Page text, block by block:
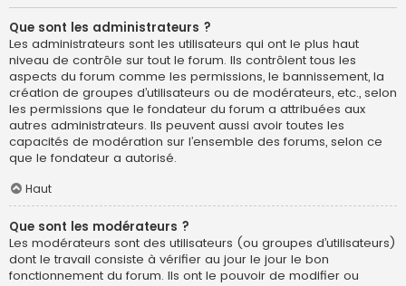
Que sont les administrateurs ?
Les administrateurs sont les utilisateurs qui ont le plus haut
niveau de contrôle sur tout le forum. Ils contrôlent tous les
aspects du forum comme les permissions, le bannissement, la
création de groupes d’utilisateurs ou de modérateurs, etc., selon
les permissions que le fondateur du forum a attribuées aux
autres administrateurs. Ils peuvent aussi avoir toutes les
capacités de modération sur l’ensemble des forums, selon ce
que le fondateur a autorisé.
Haut
Que sont les modérateurs ?
Les modérateurs sont des utilisateurs (ou groupes d’utilisateurs)
dont le travail consiste à vérifier au jour le jour le bon
fonctionnement du forum. Ils ont le pouvoir de modifier ou